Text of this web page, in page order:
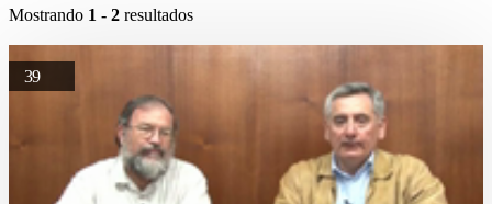
Mostrando 1 - 2 resultados
39